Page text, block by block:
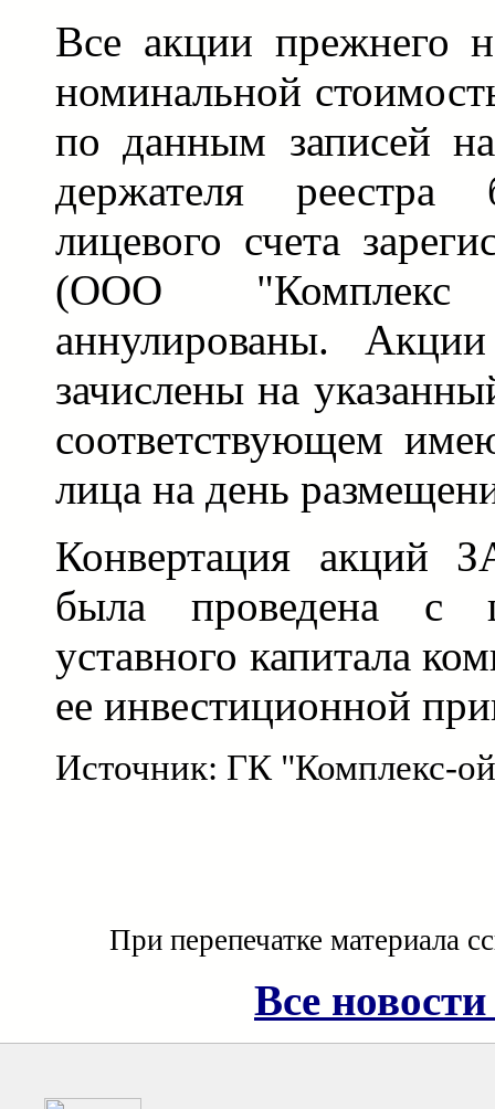
Все акции прежнего
номинальной
по данным записей
держателя
лицевого счета
(ООО
аннулированы.
зачислены на
соответствующем
лица на день
Конвертация акций
была проведена с
уставного капитала
ее инвестиционной
Источник: ГК "Комплекс-
При перепечатке материала
Все